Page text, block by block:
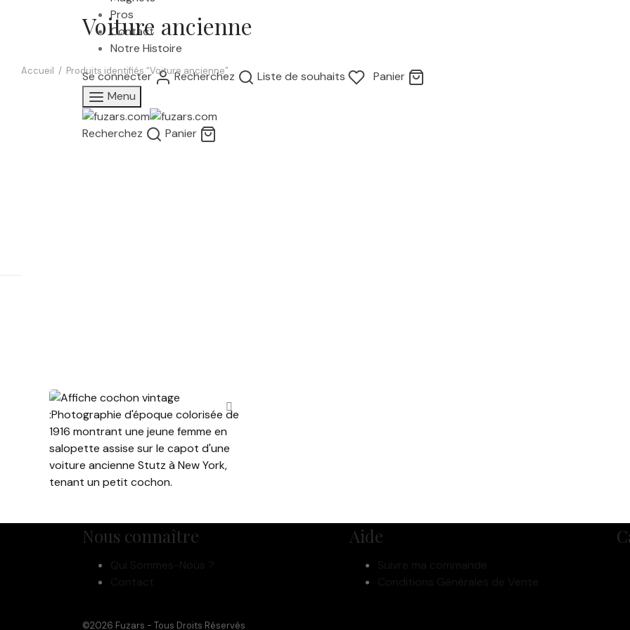
Pros
Contact
Notre Histoire
Se connecter
Recherchez Liste de souhaits
Panier
Menu
Recherchez Panier
Voiture ancienne
Accueil / Produits identifiés “Voiture ancienne”
Affiche vintage « La
Mécanicienne au Cochon
(1916) »
14,90 €
Ajouter au panier
Nous connaître Aide
©2026 Fuzars - Tous Droits Réservés